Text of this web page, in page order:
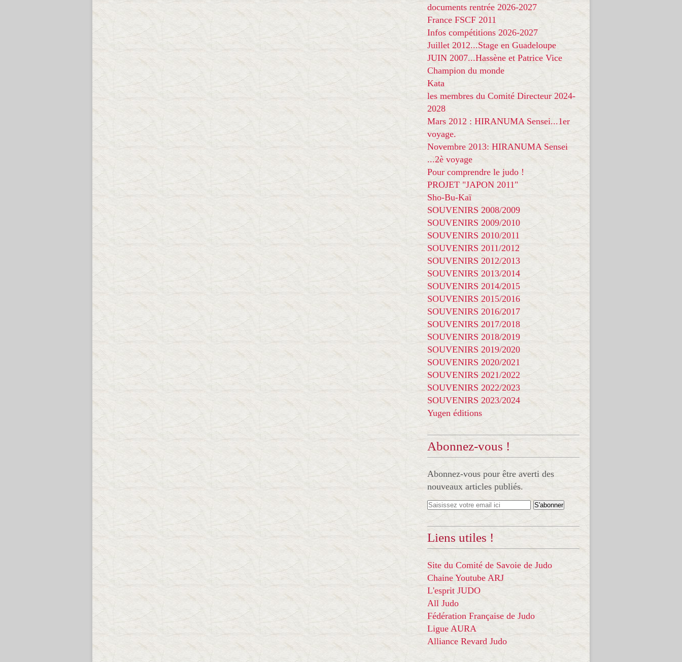
documents rentrée 2026-2027
France FSCF 2011
Infos compétitions 2026-2027
Juillet 2012...Stage en Guadeloupe
JUIN 2007...Hassène et Patrice Vice
Champion du monde
Kata
les membres du Comité Directeur 2024-
2028
Mars 2012 : HIRANUMA Sensei...1er
voyage.
Novembre 2013: HIRANUMA Sensei
...2è voyage
Pour comprendre le judo !
PROJET "JAPON 2011"
Sho-Bu-Kaï
SOUVENIRS 2008/2009
SOUVENIRS 2009/2010
SOUVENIRS 2010/2011
SOUVENIRS 2011/2012
SOUVENIRS 2012/2013
SOUVENIRS 2013/2014
SOUVENIRS 2014/2015
SOUVENIRS 2015/2016
SOUVENIRS 2016/2017
SOUVENIRS 2017/2018
SOUVENIRS 2018/2019
SOUVENIRS 2019/2020
SOUVENIRS 2020/2021
SOUVENIRS 2021/2022
SOUVENIRS 2022/2023
SOUVENIRS 2023/2024
Yugen éditions
Abonnez-vous !
Abonnez-vous pour être averti des
nouveaux articles publiés.
Liens utiles !
Site du Comité de Savoie de Judo
Chaine Youtube ARJ
L'esprit JUDO
All Judo
Fédération Française de Judo
Ligue AURA
Alliance Revard Judo